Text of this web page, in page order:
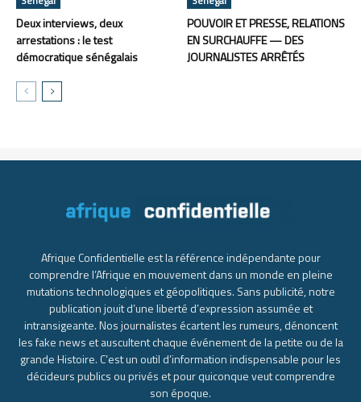
Deux interviews, deux
arrestations : le test
démocratique sénégalais
POUVOIR ET PRESSE, RELATIONS
EN SURCHAUFFE — DES
JOURNALISTES ARRÊTÉS
Afrique Confidentielle est la référence indépendante pour
comprendre l’Afrique en mouvement dans un monde en pleine
mutations technologiques et géopolitiques. Sans publicité, notre
publication jouit d’une liberté d’expression assumée et
intransigeante. Nos journalistes écartent les rumeurs, dénoncent
les fake news et auscultent chaque événement de la petite ou de la
grande Histoire. C’est un outil d’information indispensable pour les
décideurs publics ou privés et pour quiconque veut comprendre
son époque.